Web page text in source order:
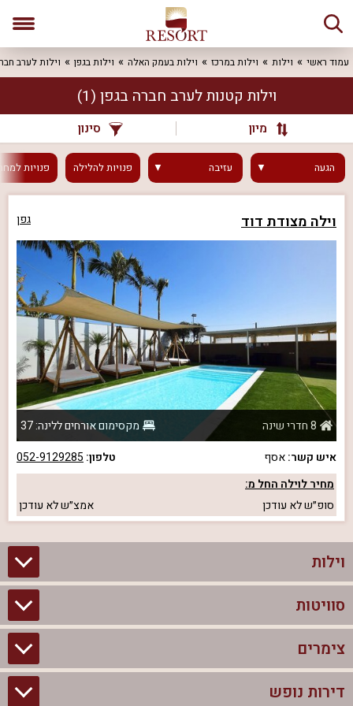
עמוד ראשי וילות וילות במרכז וילות בעמק האלה וילות בגפן וילות לערב
וילות קטנות לערב חברה בגפן (1)
מיון סינון
הגעה עזיבה פנויותלהלילה פנויות
וילה מצודת דוד גפן
8 חדרי שינה
מקסימום אורחים ללינה: 37
איש קשר:אסף טלפון: 052-9129285
מחיר לוילה החל מ:
סופ״שלא עודכן אמצ״שלא עודכן
וילות
וילות בצפון
וילות להשכרה
סוויטות
סוויטות בצפון
צימרים לזוגות עם בריכה פרטית
צימרים
צימרים בצפון
דירות נופש